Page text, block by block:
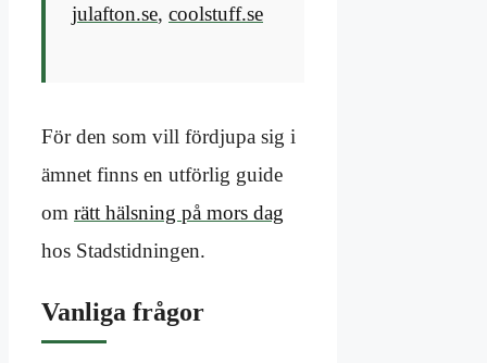
julafton.se, coolstuff.se
För den som vill fördjupa sig i
ämnet finns en utförlig guide
om rätt hälsning på mors dag
hos Stadstidningen.
Vanliga frågor